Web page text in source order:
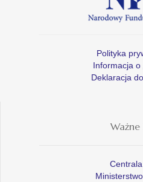
Polityka
Informacja o
Deklaracja
Ważne